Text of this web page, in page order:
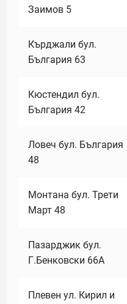
Заимов 5
Кърджали бул.
България 63
Кюстендил бул.
България 42
Ловеч бул. България
48
Монтана бул. Трети
Март 48
Пазарджик бул.
Г.Бенковски 66А
Плевен ул. Кирил и